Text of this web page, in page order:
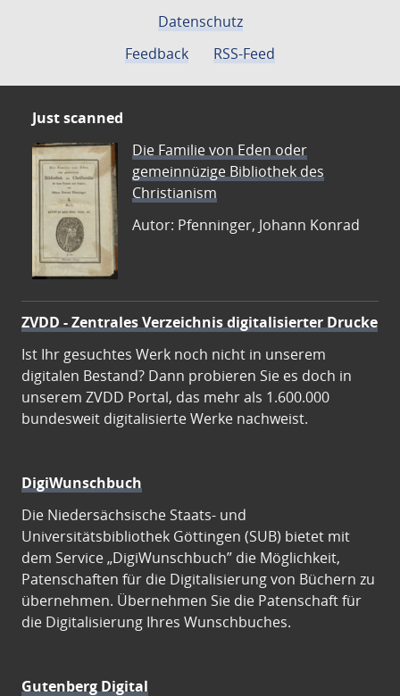
Datenschutz
Feedback
RSS-Feed
Just scanned
Die Familie von Eden oder
gemeinnüzige Bibliothek des
Christianism
Autor: Pfenninger, Johann Konrad
ZVDD - Zentrales Verzeichnis digitalisierter Drucke
Ist Ihr gesuchtes Werk noch nicht in unserem
digitalen Bestand? Dann probieren Sie es doch in
unserem ZVDD Portal, das mehr als 1.600.000
bundesweit digitalisierte Werke nachweist.
DigiWunschbuch
Die Niedersächsische Staats- und
Universitätsbibliothek Göttingen (SUB) bietet mit
dem Service „DigiWunschbuch” die Möglichkeit,
Patenschaften für die Digitalisierung von Büchern zu
übernehmen. Übernehmen Sie die Patenschaft für
die Digitalisierung Ihres Wunschbuches.
Gutenberg Digital